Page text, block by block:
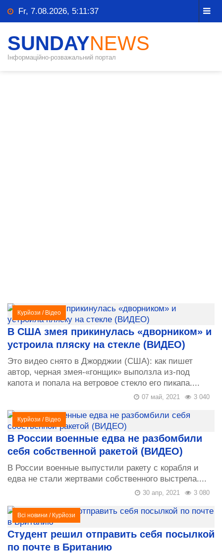
Fr, 7.08.2026, 5:11:37
SUNDAYNEWS
Інформаційно-розважальний портал
Курйози / Відео
В США змея прикинулась «дворником» и
устроила пляску на стекле (ВИДЕО)
Это видео снято в Джорджии (США): как пишет
автор, черная змея-«гонщик» выползла из-под
капота и попала на ветровое стекло его пикапа....
3 040
07 май, 2021
Курйози / Відео
В России военные едва не разбомбили
себя собственной ракетой (ВИДЕО)
В России военные выпустили ракету с корабля и
едва не стали жертвами собственного выстрела....
3 080
30 апр, 2021
Всі новини / Курйози
Студент решил отправить себя посылкой
по почте в Британию